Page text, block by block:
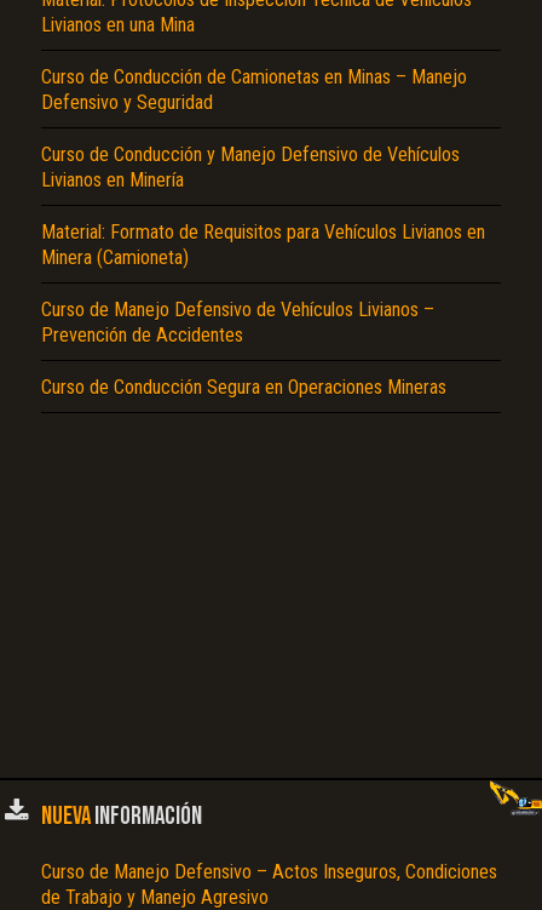
Livianos en una Mina
Curso de Conducción de Camionetas en Minas – Manejo
Defensivo y Seguridad
Curso de Conducción y Manejo Defensivo de Vehículos
Livianos en Minería
Material: Formato de Requisitos para Vehículos Livianos en
Minera (Camioneta)
Curso de Manejo Defensivo de Vehículos Livianos –
Prevención de Accidentes
Curso de Conducción Segura en Operaciones Mineras
NUEVAINFORMACIÓN
Curso de Manejo Defensivo – Actos Inseguros, Condiciones
de Trabajo y Manejo Agresivo
Texto o Imagen de portada son erróneos.
No carga o no se visualiza el contenido.
Reportar otro tipo de error...